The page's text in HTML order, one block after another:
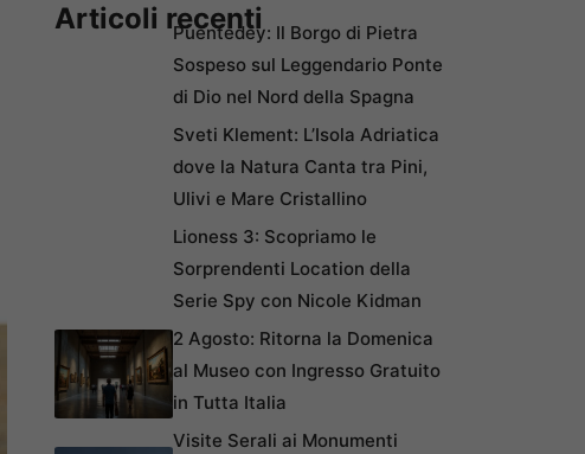
Articoli recentiPuentedey: Il Borgo di Pietra
Sospeso sul Leggendario Ponte
di Dio nel Nord della Spagna
Sveti Klement: L’Isola Adriatica
dove la Natura Canta tra Pini,
Ulivi e Mare Cristallino
Lioness 3: Scopriamo le
Sorprendenti Location della
Serie Spy con Nicole Kidman
2 Agosto: Ritorna la Domenica
al Museo con Ingresso Gratuito
in Tutta Italia
Visite Serali ai Monumenti